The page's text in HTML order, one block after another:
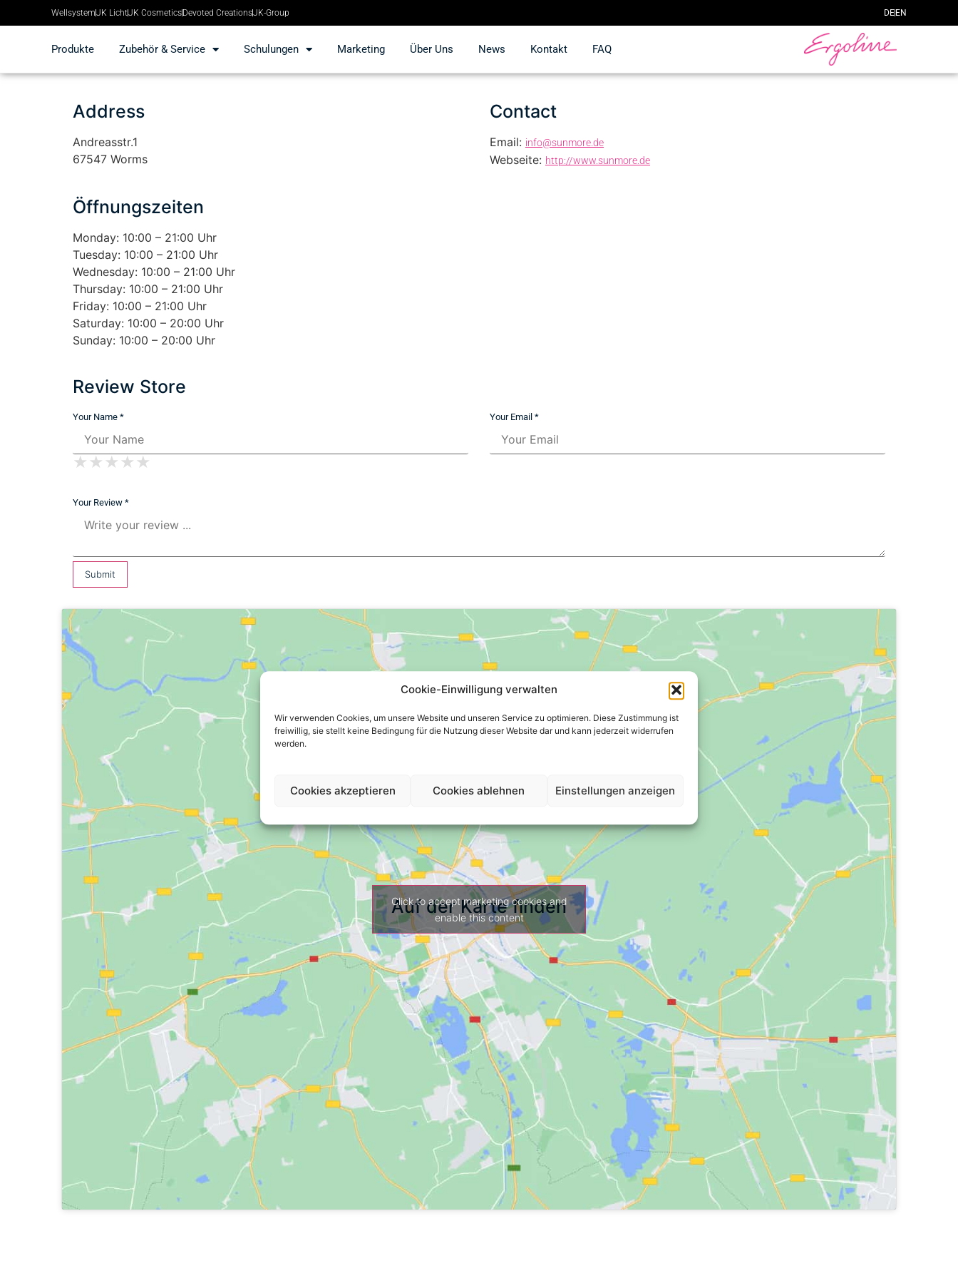
Cookie-Einwilligung verwalten
Wir verwenden Cookies, um unsere Website und unseren Service zu optimieren. Diese Zustimmung ist
freiwillig, sie stellt keine Bedingung für die Nutzung dieser Website dar und kann jederzeit widerrufen
werden.
Cookies akzeptieren Cookies ablehnen Einstellungen anzeigen
WellsystemJK LichtJK CosmeticsDevoted CreationsJK-Group DEEN
Produkte Zubehör & Service Schulungen Marketing Über Uns News Kontakt FAQ
Address
Andreasstr.1
67547 Worms
Contact
Email: info@sunmore.de
Webseite: http://www.sunmore.de
Öffnungszeiten
Monday: 10:00 – 21:00 Uhr
Tuesday: 10:00 – 21:00 Uhr
Wednesday: 10:00 – 21:00 Uhr
Thursday: 10:00 – 21:00 Uhr
Friday: 10:00 – 21:00 Uhr
Saturday: 10:00 – 20:00 Uhr
Sunday: 10:00 – 20:00 Uhr
Review Store
Your Name * Your Email *
★
★ ★
★ ★ ★
★ ★ ★ ★
★ ★ ★ ★ ★
Your Review *
Auf der Karte finden
Click to accept marketing cookies and
enable this content